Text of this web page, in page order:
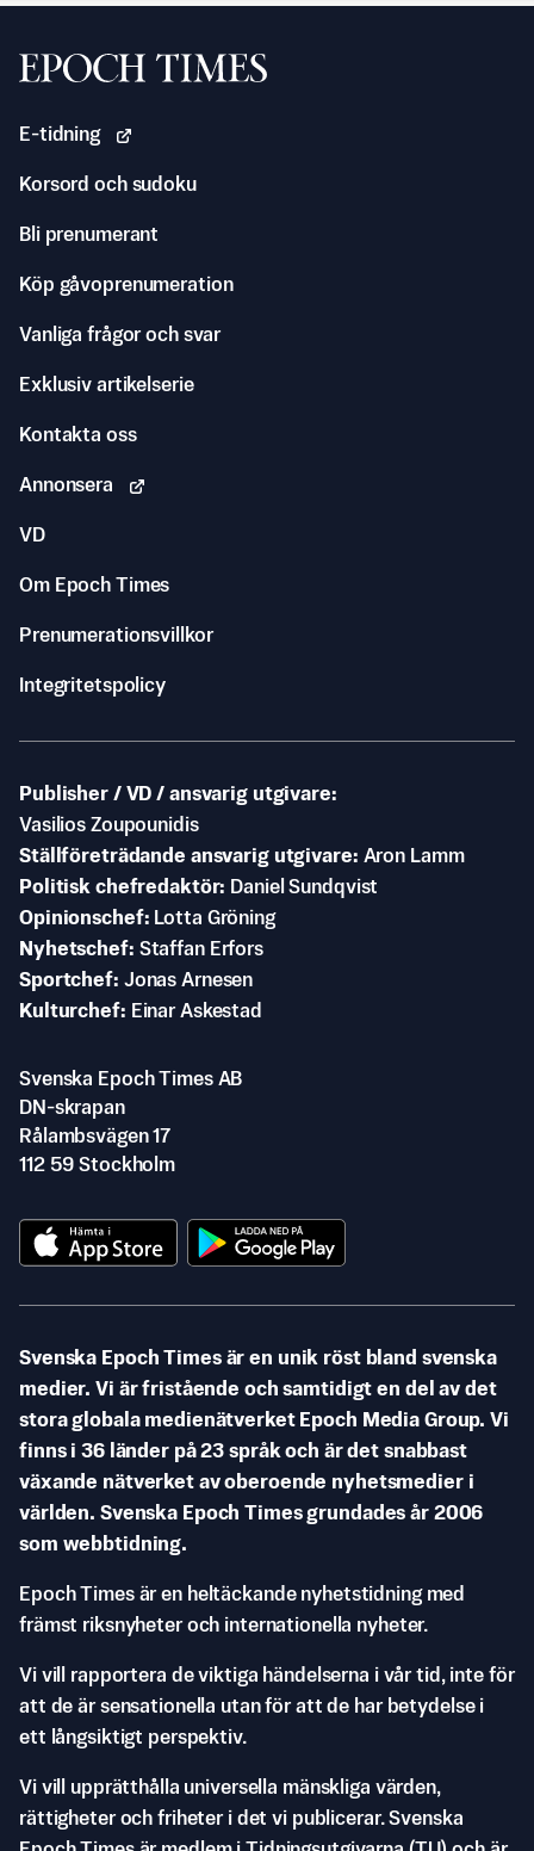
Svenska Epoch Times
E-tidning
Korsord och sudoku
Bli prenumerant
Köp gåvoprenumeration
Vanliga frågor och svar
Exklusiv artikelserie
Kontakta oss
Annonsera
VD
Om Epoch Times
Prenumerationsvillkor
Integritetspolicy
Publisher / VD / ansvarig utgivare
Vasilios Zoupounidis
Ställföreträdande ansvarig utgivare Aron Lamm
Politisk chefredaktör
Daniel Sundqvist
Opinionschef
Lotta Gröning
Nyhetschef Staffan Erfors
Sportchef Jonas Arnesen
Kulturchef
Einar Askestad
Svenska Epoch Times AB
DN-skrapan
Rålambsvägen 17
112 59 Stockholm
Svenska Epoch Times är en unik röst bland svenska
medier. Vi är fristående och samtidigt en del av det
stora globala medienätverket Epoch Media Group. Vi
finns i 36 länder på 23 språk och är det snabbast
växande nätverket av oberoende nyhetsmedier i
världen. Svenska Epoch Times grundades år 2006
som webbtidning.
Epoch Times är en heltäckande nyhetstidning med
främst riksnyheter och internationella nyheter.
Vi vill rapportera de viktiga händelserna i vår tid, inte för
att de är sensationella utan för att de har betydelse i
ett långsiktigt perspektiv.
Vi vill upprätthålla universella mänskliga värden,
rättigheter och friheter i det vi publicerar. Svenska